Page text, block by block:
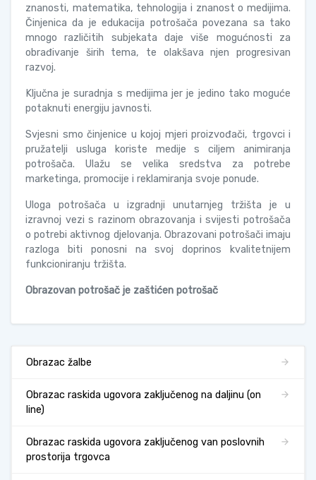
znanosti, matematika, tehnologija i znanost o medijima.
Činjenica da je edukacija potrošača povezana sa tako
mnogo različitih subjekata daje više mogućnosti za
obrađivanje širih tema, te olakšava njen progresivan
razvoj.
Ključna je suradnja s medijima jer je jedino tako moguće
potaknuti energiju javnosti.
Svjesni smo činjenice u kojoj mjeri proizvođači, trgovci i
pružatelji usluga koriste medije s ciljem animiranja
potrošača. Ulažu se velika sredstva za potrebe
marketinga, promocije i reklamiranja svoje ponude.
Uloga potrošača u izgradnji unutarnjeg tržišta je u
izravnoj vezi s razinom obrazovanja i svijesti potrošača
o potrebi aktivnog djelovanja. Obrazovani potrošači imaju
razloga biti ponosni na svoj doprinos kvalitetnijem
funkcioniranju tržišta.
Obrazovan potrošač je zaštićen potrošač
Obrazac žalbe
Obrazac raskida ugovora zaključenog na daljinu (on
line)
Obrazac raskida ugovora zaključenog van poslovnih
prostorija trgovca